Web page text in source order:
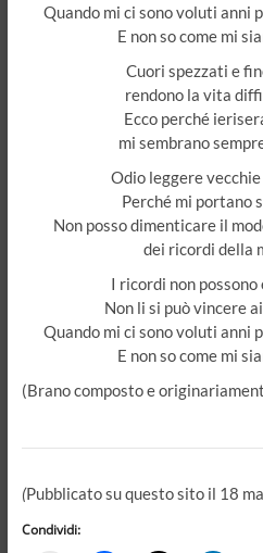
Quando mi ci sono voluti anni
E non so come mi
Cuori spezzati e
rendono la vita
Ecco perché
mi sembrano
Odio leggere
Perché mi portano
Non posso dimenticare il
dei ricordi della
I ricordi non
Non li si può vincere
Quando mi ci sono voluti anni
E non so come mi
(Brano composto e
(Pubblicato su questo sito il 18
Condividi: